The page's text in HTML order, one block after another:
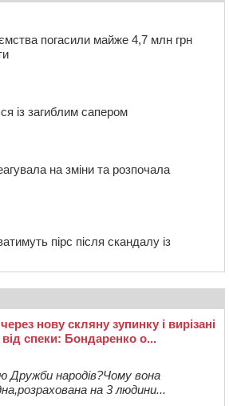
погасили майже 4,7 млн грн
із загиблим сапером
на зміни та розпочала
пірс після скандалу із
нову скляну зупинку і вирізані
спеки: Бондаренко о...
Дружби народів?Чому вона
на 3 людини...